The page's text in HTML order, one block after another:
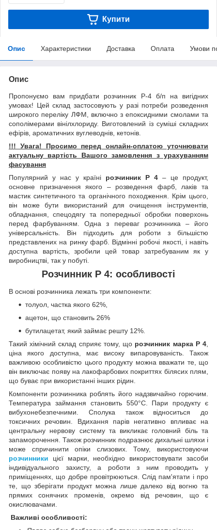
Купити
Опис Характеристики Доставка Оплата Умови
Опис
Пропонуємо вам придбати розчинник Р-4 б/п на вигідних
умовах! Цей склад застосовують у разі потреби розведення
широкого переліку ЛФМ, включно з епоксидними смолами та
сополімерами вінілхлориду. Виготовлений із суміші складних
ефірів, ароматичних вуглеводнів, кетонів.
!!! Увага! Просимо перед онлайн-оплатою уточнювати
актуальну вартість Вашого замовлення з урахуванням
фасування
Популярний у нас у країні розчинник Р 4 – це продукт,
основне призначення якого – розведення фарб, лаків та
мастик синтетичного та органічного походження. Крім цього,
він може бути використаний для очищення інструментів,
обладнання, спецодягу та попередньої обробки поверхонь
перед фарбуванням. Одна з переваг розчинника – його
універсальність. Він підходить для роботи з більшістю
представлених на ринку фарб. Відмінні робочі якості, і навіть
доступна вартість, зробили цей товар затребуваним як у
виробництві, так у побуті.
Розчинник Р 4: особливості
В основі розчинника лежать три компоненти:
толуол, частка якого 62%,
ацетон, що становить 26%
бутилацетат, який займає решту 12%.
Такий хімічний склад сприяє тому, що розчинник марка P 4
ціна якого доступна, має високу випаровуваність. Також
важливою особливістю цього продукту можна вважати те, що
він виключає появу на лакофарбових покриттях білясих плям,
що буває при використанні інших рідин.
Компоненти розчинника роблять його надзвичайно горючим.
Температура займання становить 550°С. Пари продукту є
вибухонебезпечними. Сполука також відноситься до
токсичних речовин. Вдихання парів негативно впливає на
центральну нервову систему та викликає головний біль та
запаморочення. Також розчинник подразнює дихальні шляхи і
може спричинити опіки слизових. Тому, використовуючи
розчинники цієї марки, необхідно використовувати засоби
індивідуального захисту, а роботи з ним проводить у
приміщеннях, що добре провітрюються. Слід пам'ятати і про
те, що зберігати продукт можна лише далеко від вогню та
прямих сонячних променів, окремо від речовин, що є
окислювачами.
Важливі особливості: